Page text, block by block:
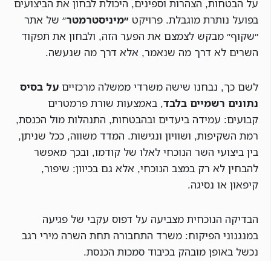
על הבטחות, הצהרות וספינים, היכולת לבחון את הביצועים
בפועל נותרת מוגבלת. פרויקט ״מיניסטרמטר״ של אתר
״שקוף״ מבקש לצמצם את הפער הזה, ולבחון את תפקוד
השרים לא דרך מה שנאמר, אלא דרך מה שנעשה.
לשם כך, נבחנו שישה משרדי ממשלה מרכזיים על בסיס
נתונים רשמיים בלבד, באמצעות שורת פרמטרים
קבועים: עמידה ביעדים ובהבטחות, התנהלות מול הכנסת,
רמת השקיפות, ושוויון ונגישות. המדד משווה, ככל שניתן,
בין ביצועי השר הנוכחי לאלו של קודמו, ובכך מאפשר
להבחין לא רק במצב הנוכחי, אלא גם בכיוון: שיפור,
קיפאון או נסיגה.
הבדיקה הנוכחית מצביעה על דפוס עקבי של פגיעה
במנגנוני הפיקוח: משרד התחבורה תחת השרה מירי רגב
נכשל באופן מובהק בכיבוד סמכות הכנסת.